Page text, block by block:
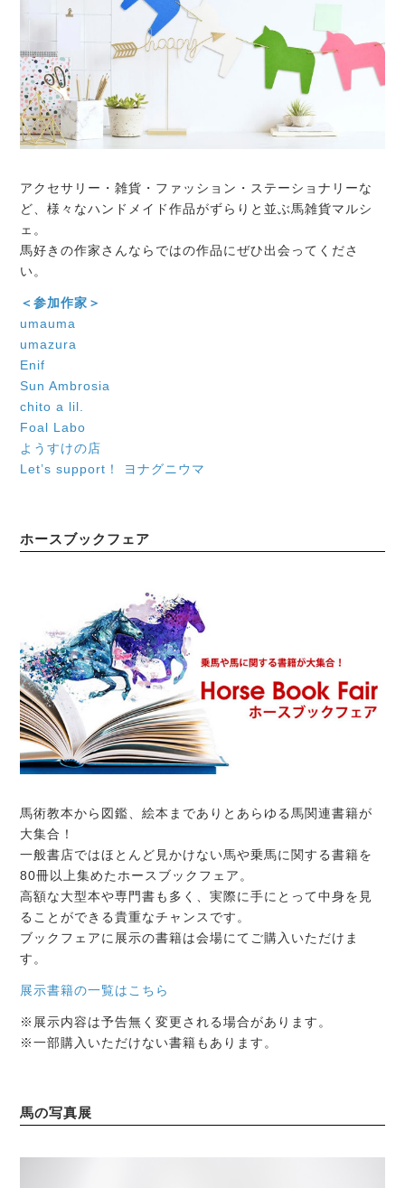
アクセサリー・雑貨・ファッション・ステーショナリーな
ど、様々なハンドメイド作品がずらりと並ぶ馬雑貨マルシ
ェ。
馬好きの作家さんならではの作品にぜひ出会ってくださ
い。
＜参加作家＞
umauma
umazura
Enif
Sun Ambrosia
chito a lil.
Foal Labo
ようすけの店
Let’s support！ ヨナグニウマ
ホースブックフェア
馬術教本から図鑑、絵本までありとあらゆる馬関連書籍が
大集合！
一般書店ではほとんど見かけない馬や乗馬に関する書籍を
80冊以上集めたホースブックフェア。
高額な大型本や専門書も多く、実際に手にとって中身を見
ることができる貴重なチャンスです。
ブックフェアに展示の書籍は会場にてご購入いただけま
す。
展示書籍の一覧はこちら
※展示内容は予告無く変更される場合があります。
※一部購入いただけない書籍もあります。
馬の写真展